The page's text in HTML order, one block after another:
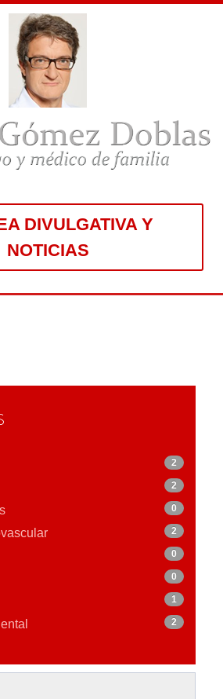
DIVULGATIVA Y
NOTICIAS
2
2
0
2
0
0
1
2